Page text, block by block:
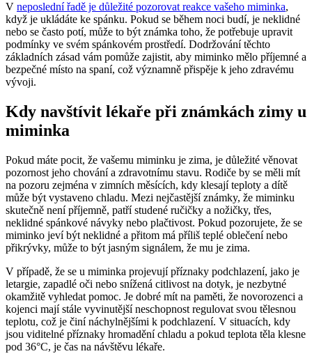
V neposlední řadě je důležité pozorovat reakce vašeho miminka,
když je ukládáte ke spánku. Pokud se během noci budí, je neklidné
nebo se často potí, může to být známka toho, že potřebuje upravit
podmínky ve svém spánkovém prostředí. Dodržování těchto
základních zásad vám pomůže zajistit, aby miminko mělo příjemné a
bezpečné místo na spaní, což významně přispěje k jeho zdravému
vývoji.
Kdy navštívit lékaře při známkách zimy u
miminka
Pokud máte pocit, že vašemu miminku je zima, je důležité věnovat
pozornost jeho chování a zdravotnímu stavu. Rodiče by se měli mít
na pozoru zejména v zimních měsících, kdy klesají teploty a dítě
může být vystaveno chladu. Mezi nejčastější známky, že miminku
skutečně není příjemně, patří studené ručičky a nožičky, třes,
neklidné spánkové návyky nebo plačtivost. Pokud pozorujete, že se
miminko jeví být neklidné a přitom má příliš teplé oblečení nebo
přikrývky, může to být jasným signálem, že mu je zima.
V případě, že se u miminka projevují příznaky podchlazení, jako je
letargie, zapadlé oči nebo snížená citlivost na dotyk, je nezbytné
okamžitě vyhledat pomoc. Je dobré mít na paměti, že novorozenci a
kojenci mají stále vyvinutější neschopnost regulovat svou tělesnou
teplotu, což je činí náchylnějšími k podchlazení. V situacích, kdy
jsou viditelné příznaky hromadění chladu a pokud teplota těla klesne
pod 36°C, je čas na návštěvu lékaře.